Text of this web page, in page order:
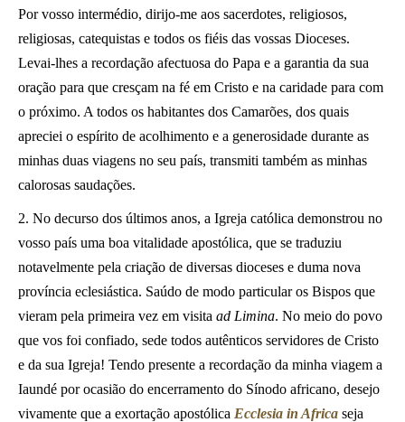
Por vosso intermédio, dirijo-me aos sacerdotes, religiosos,
religiosas, catequistas e todos os fiéis das vossas Dioceses.
Levai-lhes a recordação afectuosa do Papa e a garantia da sua
oração para que cresçam na fé em Cristo e na caridade para com
o próximo. A todos os habitantes dos Camarões, dos quais
apreciei o espírito de acolhimento e a generosidade durante as
minhas duas viagens no seu país, transmiti também as minhas
calorosas saudações.
2. No decurso dos últimos anos, a Igreja católica demonstrou no
vosso país uma boa vitalidade apostólica, que se traduziu
notavelmente pela criação de diversas dioceses e duma nova
província eclesiástica. Saúdo de modo particular os Bispos que
vieram pela primeira vez em visita ad Limina. No meio do povo
que vos foi confiado, sede todos autênticos servidores de Cristo
e da sua Igreja! Tendo presente a recordação da minha viagem a
Iaundé por ocasião do encerramento do Sínodo africano, desejo
vivamente que a exortação apostólica Ecclesia in Africa seja